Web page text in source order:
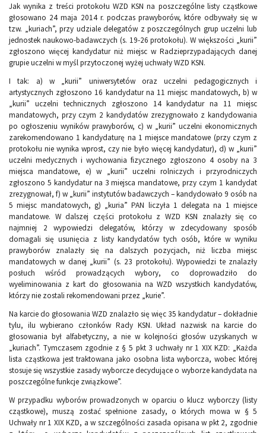
Jak wynika z treści protokołu WZD KSN na poszczególne listy cząstkowe
głosowano 24 maja 2014 r. podczas prawyborów, które odbywały się w
tzw. „kuriach”, przy udziale delegatów z poszczególnych grup uczelni lub
jednostek naukowo-badawczych (s. 19-26 protokołu). W większości „kurii”
zgłoszono więcej kandydatur niż miejsc w Radzieprzypadających danej
grupie uczelni w myśl przytoczonej wyżej uchwały WZD KSN.
I tak: a) w „kurii” uniwersytetów oraz uczelni pedagogicznych i
artystycznych zgłoszono 16 kandydatur na 11 miejsc mandatowych, b) w
„kurii” uczelni technicznych zgłoszono 14 kandydatur na 11 miejsc
mandatowych, przy czym 2 kandydatów zrezygnowało z kandydowania
po ogłoszeniu wyników prawyborów, c) w „kurii” uczelni ekonomicznych
zarekomendowano 1 kandydaturę na 1 miejsce mandatowe (przy czym z
protokołu nie wynika wprost, czy nie było więcej kandydatur), d) w „kurii”
uczelni medycznych i wychowania fizycznego zgłoszono 4 osoby na 3
miejsca mandatowe, e) w „kurii” uczelni rolniczych i przyrodniczych
zgłoszono 5 kandydatur na 3 miejsca mandatowe, przy czym 1 kandydat
zrezygnował, f) w „kurii” instytutów badawczych – kandydowało 9 osób na
5 miejsc mandatowych, g) „kuria” PAN liczyła 1 delegata na 1 miejsce
mandatowe. W dalszej części protokołu z WZD KSN znalazły się co
najmniej 2 wypowiedzi delegatów, którzy w zdecydowany sposób
domagali się usunięcia z listy kandydatów tych osób, które w wyniku
prawyborów znalazły się na dalszych pozycjach, niż liczba miejsc
mandatowych w danej „kurii” (s. 23 protokołu). Wypowiedzi te znalazły
posłuch wśród prowadzących wybory, co doprowadziło do
wyeliminowania z kart do głosowania na WZD wszystkich kandydatów,
którzy nie zostali rekomendowani przez „kurie”.
Na karcie do głosowania WZD znalazło się więc 35 kandydatur – dokładnie
tylu, ilu wybierano członków Rady KSN. Układ nazwisk na karcie do
głosowania był alfabetyczny, a nie w kolejności głosów uzyskanych w
„kuriach”. Tymczasem zgodnie z § 5 pkt 3 uchwały nr 1 XIX KZD: „Każda
lista cząstkowa jest traktowana jako osobna lista wyborcza, wobec której
stosuje się wszystkie zasady wyborcze decydujące o wyborze kandydata na
poszczególne funkcje związkowe”.
W przypadku wyborów prowadzonych w oparciu o klucz wyborczy (listy
cząstkowe), muszą zostać spełnione zasady, o których mowa w § 5
Uchwały nr 1 XIX KZD, a w szczególności zasada opisana w pkt 2, zgodnie